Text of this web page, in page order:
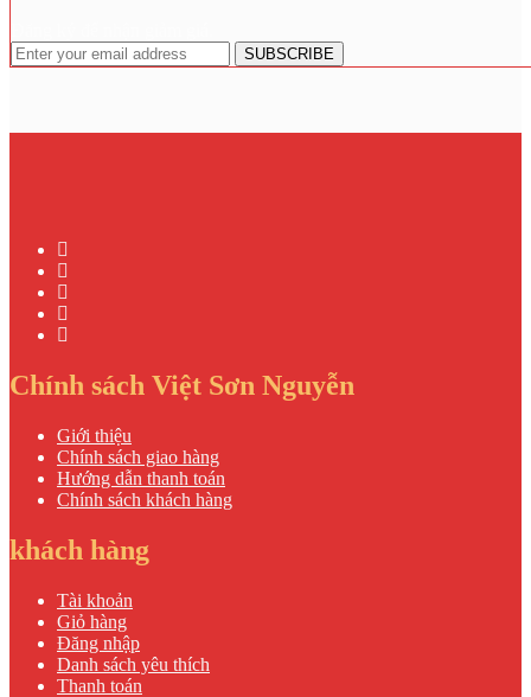
Chính sách Việt Sơn Nguyễn
Giới thiệu
Chính sách giao hàng
Hướng dẫn thanh toán
Chính sách khách hàng
khách hàng
Tài khoản
Giỏ hàng
Đăng nhập
Danh sách yêu thích
Thanh toán